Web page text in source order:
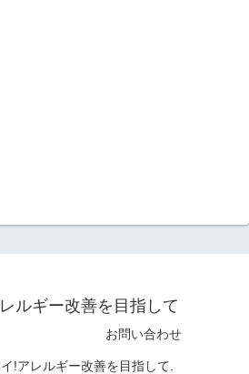
ルギー改善を目指して
お問い合わせ
!アレルギー改善を目指して.